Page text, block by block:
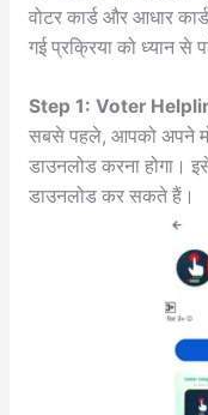
वोटर कार्ड और आधार
गई प्रक्रिया को ध्यान से
Step 1: Voter
सबसे पहले, आपको अपने
डाउनलोड करना होगा।
डाउनलोड कर सकते हैं।